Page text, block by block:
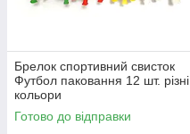
Брелок спортивний свисток
Футбол паковання 12 шт. різні
кольори
Готово до відправки